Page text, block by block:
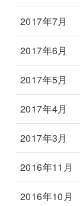
2017年7月
2017年6月
2017年5月
2017年4月
2017年3月
2016年11月
2016年10月